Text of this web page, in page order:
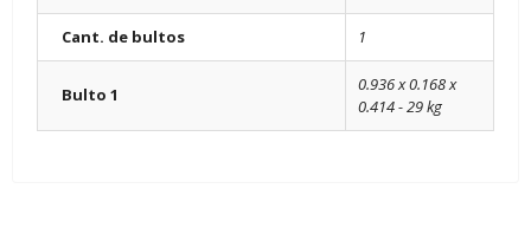
Cant. de bultos 1
Bulto 1
0.936 x 0.168 x
0.414 - 29 kg